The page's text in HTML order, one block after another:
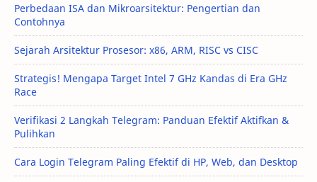
Perbedaan ISA dan Mikroarsitektur: Pengertian dan
Contohnya
Sejarah Arsitektur Prosesor: x86, ARM, RISC vs CISC
Strategis! Mengapa Target Intel 7 GHz Kandas di Era GHz
Race
Verifikasi 2 Langkah Telegram: Panduan Efektif Aktifkan &
Pulihkan
Cara Login Telegram Paling Efektif di HP, Web, dan Desktop